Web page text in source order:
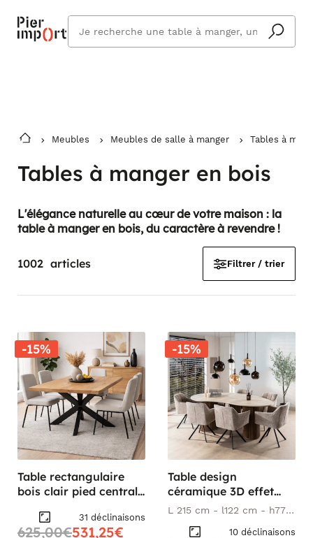
Vous êtes absent ? Pier Import s'adapte
et vous livre à votre retour.
En savoir plus
cherchez
vous ?
Meubles Meubles de salle à manger Tables à
Tables à manger en bois
L'élégance naturelle au cœur de votre maison : la
table à manger en bois, du caractère à revendre !
1002 articles Filtrer / trier
-15%
Table rectangulaire
bois clair pied central
31 déclinaisons
625,00€531,25€
-15%
Table design
céramique 3D effet
travertin 215 cm
L 215 cm - l122 cm - h77
10 déclinaisons